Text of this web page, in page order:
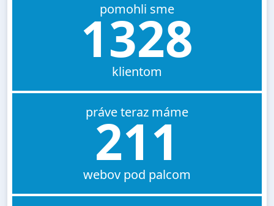
pomohli sme
1328
klientom
práve teraz máme
211
webov pod palcom